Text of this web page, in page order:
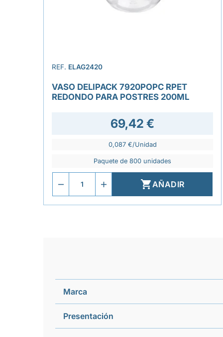
REF. ELAG2420
VASO DELIPACK 7920POPC RPET
REDONDO PARA POSTRES 200ML
69,42 €
0,087 €/Unidad
Paquete de 800 unidades
AÑADIR
Marca
Presentación